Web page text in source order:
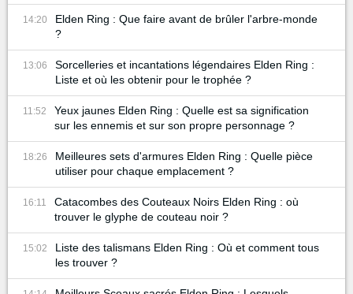
14:20
Elden Ring : Que faire avant de brûler l'arbre-monde
?
13:06
Sorcelleries et incantations légendaires Elden Ring :
Liste et où les obtenir pour le trophée ?
11:52
Yeux jaunes Elden Ring : Quelle est sa signification
sur les ennemis et sur son propre personnage ?
18:26
Meilleures sets d'armures Elden Ring : Quelle pièce
utiliser pour chaque emplacement ?
16:11
Catacombes des Couteaux Noirs Elden Ring : où
trouver le glyphe de couteau noir ?
15:02
Liste des talismans Elden Ring : Où et comment tous
les trouver ?